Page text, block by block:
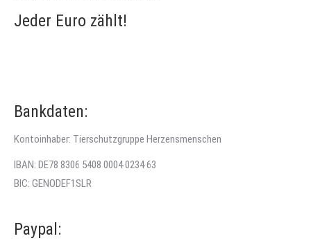
Jeder Euro zählt!
Bankdaten:
Kontoinhaber: Tierschutzgruppe Herzensmenschen
IBAN: DE78 8306 5408 0004 0234 63
BIC: GENODEF1SLR
Paypal: